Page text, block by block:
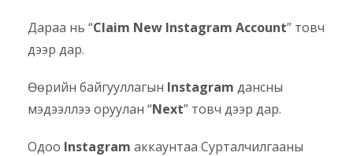
Дараа нь “Claim New Instagram Account” товч
дээр дар.
Өөрийн байгууллагын Instagram дансны
мэдээллээ оруулан “Next” товч дээр дар.
Одоо Instagram аккаунтаа Сурталчилгааны